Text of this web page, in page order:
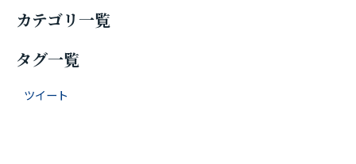
カテゴリ一覧
タグ一覧
ツイート